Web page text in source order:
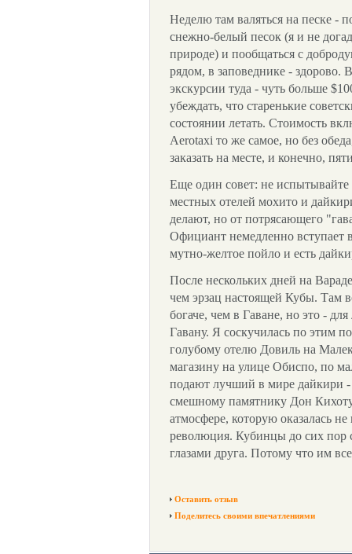
Неделю там валяться на песке -
снежно-белый песок (я и не
природе) и пообщаться с
рядом, в заповеднике - здорово.
экскурсии туда - чуть больше
убеждать, что старенькие
состоянии летать. Стоимость
Aerotaxi то же самое, но без
заказать на месте, и конечно,
Еще один совет: не испытывайте
местных отелей мохито и
делают, но от потрясающего
Официант немедленно вступает
мутно-желтое пойло и есть
После нескольких дней на
чем эрзац настоящей Кубы. Там
богаче, чем в Гаване, но это -
Гавану. Я соскучилась по этим
голубому отелю Довиль на
магазину на улице Обиспо, по
подают лучший в мире дайкири
смешному памятнику Дон
атмосфере, которую оказалась
революция. Кубинцы до сих пор
глазами друга. Потому что им
Оставить отзыв
Поделитесь своими впечатлениями